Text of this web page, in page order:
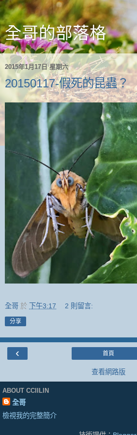
全哥的部落格
2015年1月17日 星期六
20150117-假死的昆蟲？
全哥 於 下午3:17 2 則留言:
分享
‹ 首頁
查看網路版
ABOUT CCIILIN
全哥
檢視我的完整簡介